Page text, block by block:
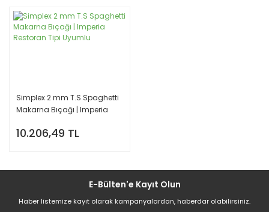
Simplex 2 mm T.S Spaghetti
Makarna Bıçağı | Imperia
10.206,49 TL
E-Bülten'e Kayıt Olun
Haber listemize kayıt olarak kampanyalardan, haberdar olabilirsiniz.